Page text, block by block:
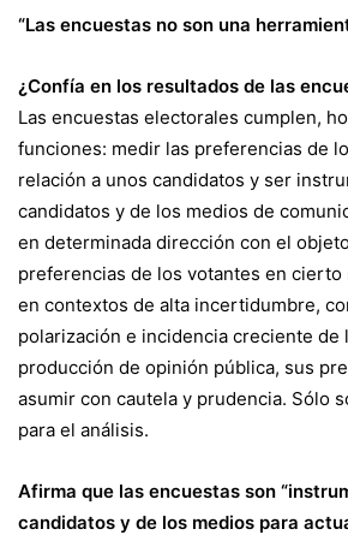
“Las encuestas no son una
¿Confía en los resultados de las
Las encuestas electorales cumplen,
funciones: medir las preferencias de
relación a unos candidatos y ser
candidatos y de los medios de
en determinada dirección con el
preferencias de los votantes en cierto
en contextos de alta incertidumbre,
polarización e incidencia creciente de
producción de opinión pública, sus
asumir con cautela y prudencia. Sólo
para el análisis.
Afirma que las encuestas son
candidatos y de los medios para